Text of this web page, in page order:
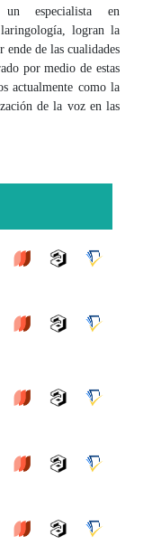
un especialista en
logran la
de las cualidades
por medio de estas
actualmente como la
de la voz en las